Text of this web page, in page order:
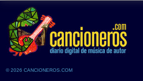
© 2026 CANCIONEROS.COM